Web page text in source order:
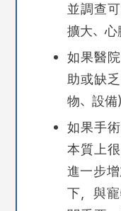
並調查
擴大、心
如果醫
助或缺
物、設備
如果手
本質上
進一步
下，與